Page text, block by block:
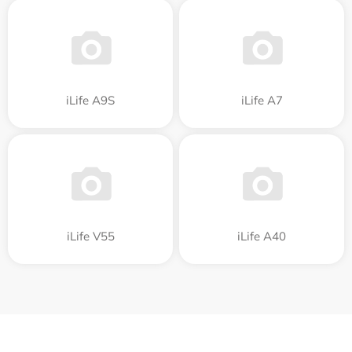
iLife A9S iLife A7
iLife V55 iLife A40